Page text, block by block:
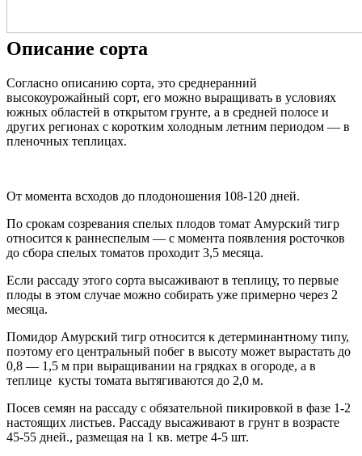
Описание сорта
Согласно описанию сорта, это среднеранний
высокоурожайный сорт, его можно выращивать в условиях
южных областей в открытом грунте, а в средней полосе и
других регионах с коротким холодным летним периодом — в
пленочных теплицах.
От момента всходов до плодоношения 108-120 дней.
По срокам созревания спелых плодов томат Амурский тигр
относится к раннеспелым — с момента появления росточков
до сбора спелых томатов проходит 3,5 месяца.
Если рассаду этого сорта высаживают в теплицу, то первые
плоды в этом случае можно собирать уже примерно через 2
месяца.
Помидор Амурский тигр относится к детерминантному типу,
поэтому его центральный побег в высоту может вырастать до
0,8 — 1,5 м при выращивании на грядках в огороде, а в
теплице кусты томата вытягиваются до 2,0 м.
Посев семян на рассаду с обязательной пикировкой в фазе 1-2
настоящих листьев. Рассаду высаживают в грунт в возрасте
45-55 дней., размещая на 1 кв. метре 4-5 шт.